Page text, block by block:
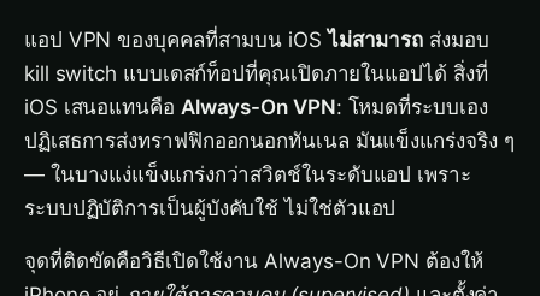
แอป VPN ของบุคคลที่สามบน iOSไม่สามารถ ส่งมอบ
kill switch แบบเดสก์ท็อปที่คุณเปิดภายในแอปได้ สิ่งที่
iOS เสนอแทนคือ Always-On VPN: โหมดที่ระบบเอง
ปฏิเสธการส่งทราฟฟิกออกนอกทันเนล มันแข็งแกร่งจริง ๆ
— ในบางแง่แข็งแกร่งกว่าสวิตช์ในระดับแอป เพราะ
ระบบปฏิบัติการเป็นผู้บังคับใช้ ไม่ใช่ตัวแอป
จุดที่ติดขัดคือวิธีเปิดใช้งาน Always-On VPN ต้องให้